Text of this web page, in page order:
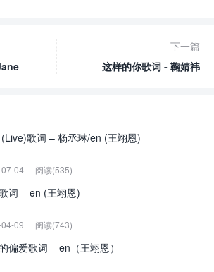
下一篇
这样的你歌词 - 鞠婧祎
歌词 – 杨丞琳/en (王翊恩)
04 阅读(535)
词 – en (王翊恩)
09 阅读(743)
偏爱歌词 – en（王翊恩）